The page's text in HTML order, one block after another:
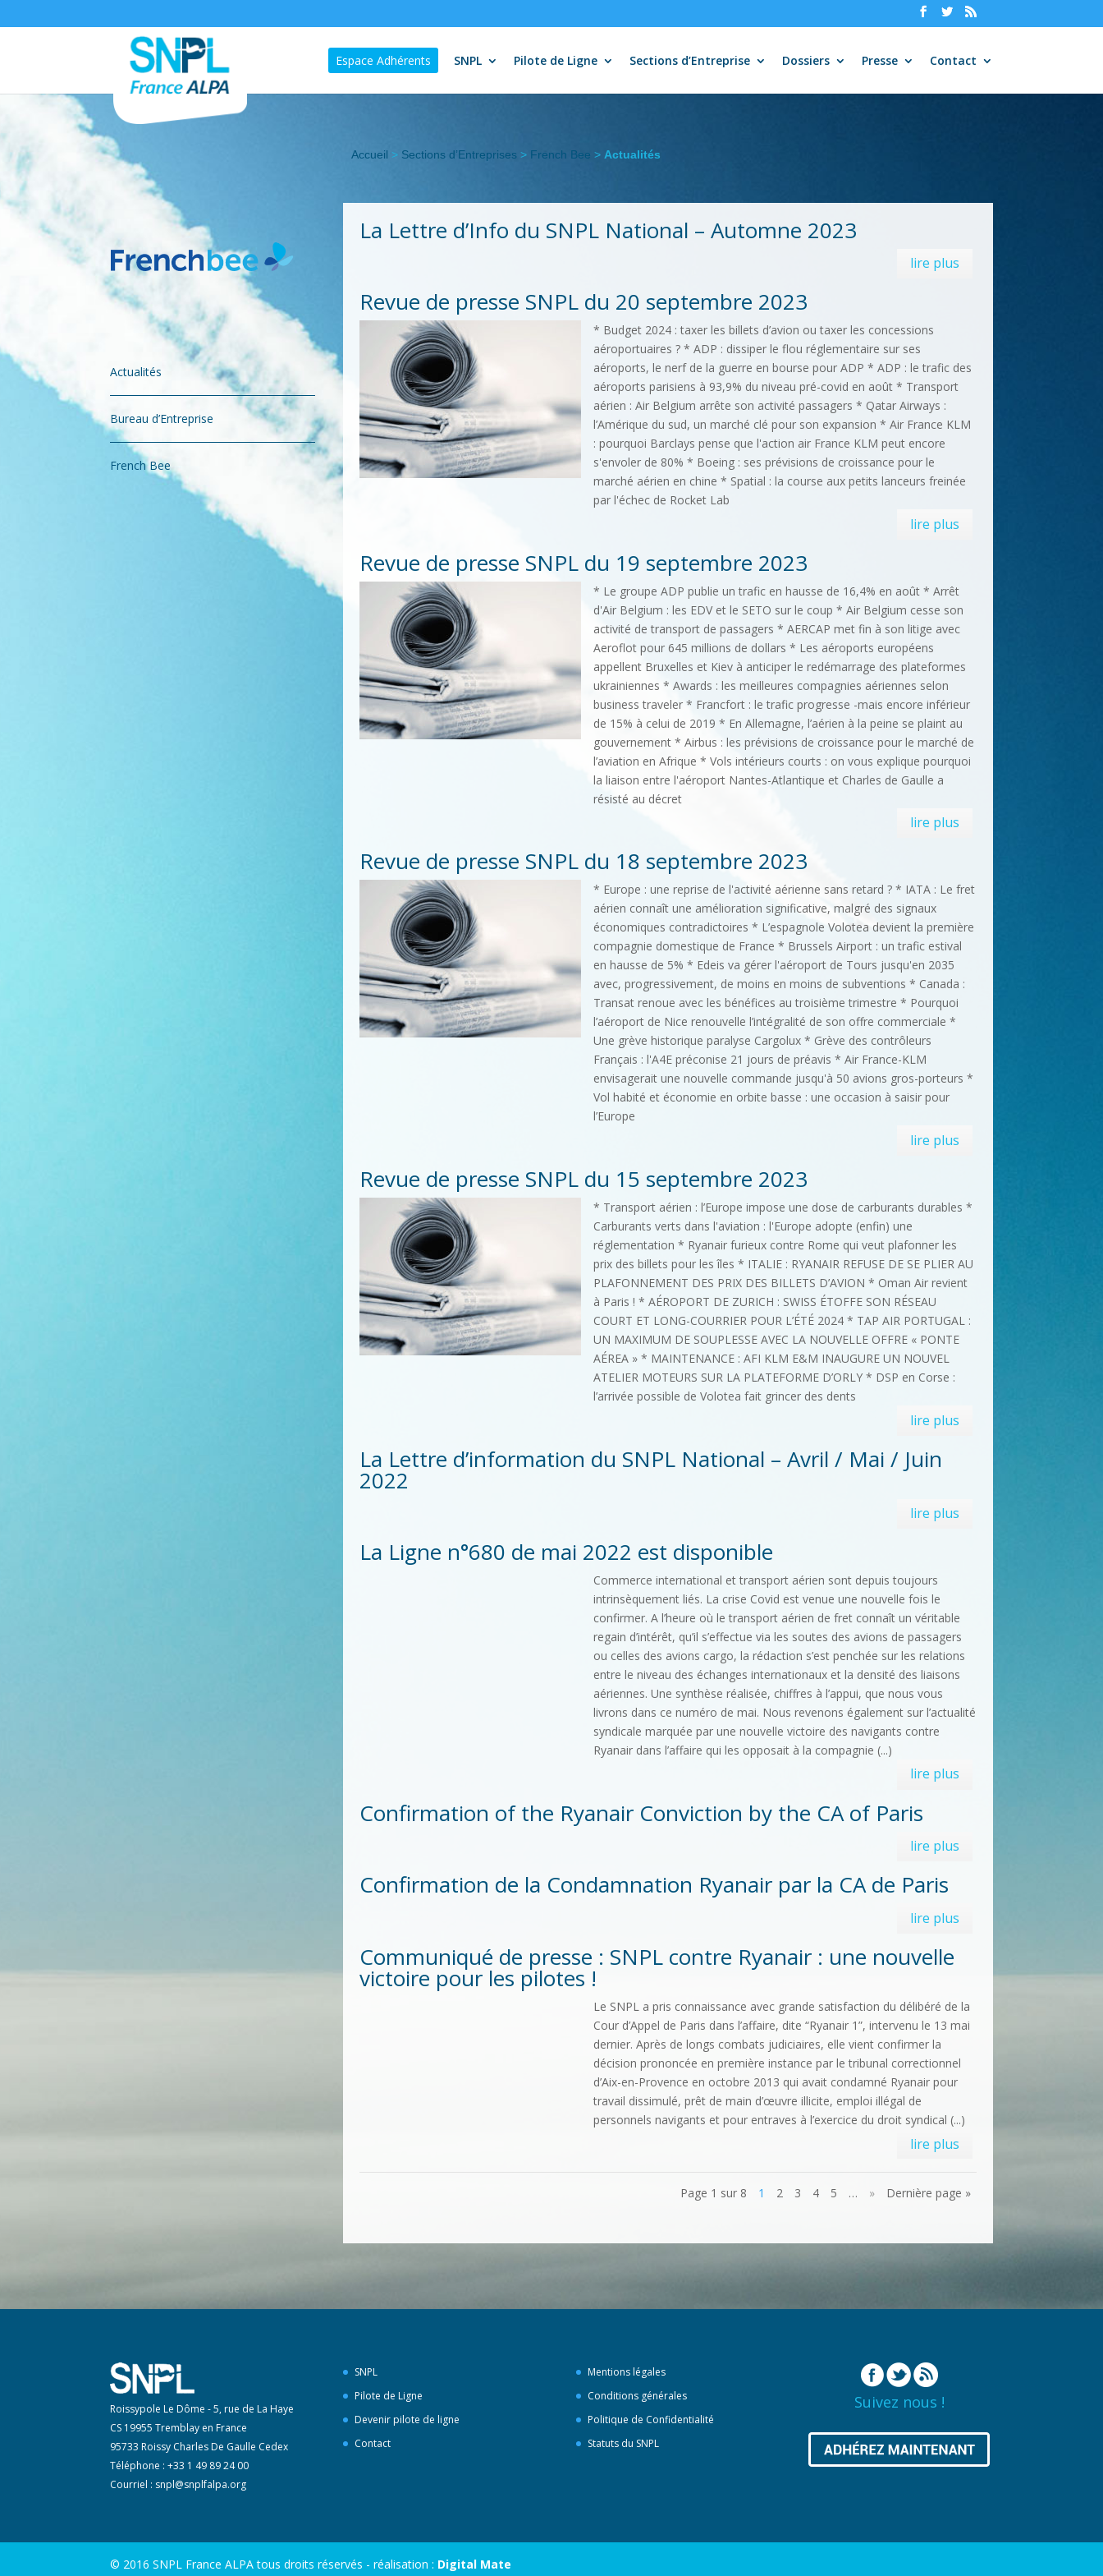
Espace Adhérents SNPL Pilote de Ligne Sections d’Entreprise Dossiers Presse Contact
Accueil > Sections d’Entreprises > French Bee > Actualités
Actualités
Bureau d’Entreprise
French Bee
La Lettre d’Info du SNPL National – Automne 2023
lire plus
Revue de presse SNPL du 20 septembre 2023
* Budget 2024 : taxer les billets d’avion ou taxer les concessions
aéroportuaires ? * ADP : dissiper le flou réglementaire sur ses
aéroports, le nerf de la guerre en bourse pour ADP * ADP : le trafic des
aéroports parisiens à 93,9% du niveau pré-covid en août * Transport
aérien : Air Belgium arrête son activité passagers * Qatar Airways :
l’Amérique du sud, un marché clé pour son expansion * Air France KLM
: pourquoi Barclays pense que l'action air France KLM peut encore
s'envoler de 80% * Boeing : ses prévisions de croissance pour le
marché aérien en chine * Spatial : la course aux petits lanceurs freinée
par l'échec de Rocket Lab
lire plus
Revue de presse SNPL du 19 septembre 2023
* Le groupe ADP publie un trafic en hausse de 16,4% en août * Arrêt
d'Air Belgium : les EDV et le SETO sur le coup * Air Belgium cesse son
activité de transport de passagers * AERCAP met fin à son litige avec
Aeroflot pour 645 millions de dollars * Les aéroports européens
appellent Bruxelles et Kiev à anticiper le redémarrage des plateformes
ukrainiennes * Awards : les meilleures compagnies aériennes selon
business traveler * Francfort : le trafic progresse -mais encore inférieur
de 15% à celui de 2019 * En Allemagne, l’aérien à la peine se plaint au
gouvernement * Airbus : les prévisions de croissance pour le marché de
l’aviation en Afrique * Vols intérieurs courts : on vous explique pourquoi
la liaison entre l'aéroport Nantes-Atlantique et Charles de Gaulle a
résisté au décret
lire plus
Revue de presse SNPL du 18 septembre 2023
* Europe : une reprise de l'activité aérienne sans retard ? * IATA : Le fret
aérien connaît une amélioration significative, malgré des signaux
économiques contradictoires * L’espagnole Volotea devient la première
compagnie domestique de France * Brussels Airport : un trafic estival
en hausse de 5% * Edeis va gérer l'aéroport de Tours jusqu'en 2035
avec, progressivement, de moins en moins de subventions * Canada :
Transat renoue avec les bénéfices au troisième trimestre * Pourquoi
l’aéroport de Nice renouvelle l’intégralité de son offre commerciale *
Une grève historique paralyse Cargolux * Grève des contrôleurs
Français : l'A4E préconise 21 jours de préavis * Air France-KLM
envisagerait une nouvelle commande jusqu'à 50 avions gros-porteurs *
Vol habité et économie en orbite basse : une occasion à saisir pour
l’Europe
lire plus
Revue de presse SNPL du 15 septembre 2023
* Transport aérien : l’Europe impose une dose de carburants durables *
Carburants verts dans l'aviation : l'Europe adopte (enfin) une
réglementation * Ryanair furieux contre Rome qui veut plafonner les
prix des billets pour les îles * ITALIE : RYANAIR REFUSE DE SE PLIER AU
PLAFONNEMENT DES PRIX DES BILLETS D’AVION * Oman Air revient
à Paris ! * AÉROPORT DE ZURICH : SWISS ÉTOFFE SON RÉSEAU
COURT ET LONG-COURRIER POUR L’ÉTÉ 2024 * TAP AIR PORTUGAL :
UN MAXIMUM DE SOUPLESSE AVEC LA NOUVELLE OFFRE « PONTE
AÉREA » * MAINTENANCE : AFI KLM E&M INAUGURE UN NOUVEL
ATELIER MOTEURS SUR LA PLATEFORME D’ORLY * DSP en Corse :
l’arrivée possible de Volotea fait grincer des dents
lire plus
La Lettre d’information du SNPL National – Avril / Mai / Juin
2022
lire plus
La Ligne n°680 de mai 2022 est disponible
Commerce international et transport aérien sont depuis toujours
intrinsèquement liés. La crise Covid est venue une nouvelle fois le
confirmer. A l’heure où le transport aérien de fret connaît un véritable
regain d’intérêt, qu’il s’effectue via les soutes des avions de passagers
ou celles des avions cargo, la rédaction s’est penchée sur les relations
entre le niveau des échanges internationaux et la densité des liaisons
aériennes. Une synthèse réalisée, chiffres à l’appui, que nous vous
livrons dans ce numéro de mai. Nous revenons également sur l’actualité
syndicale marquée par une nouvelle victoire des navigants contre
Ryanair dans l’affaire qui les opposait à la compagnie (...)
lire plus
Confirmation of the Ryanair Conviction by the CA of Paris
lire plus
Confirmation de la Condamnation Ryanair par la CA de Paris
lire plus
Communiqué de presse : SNPL contre Ryanair : une nouvelle
victoire pour les pilotes !
Le SNPL a pris connaissance avec grande satisfaction du délibéré de la
Cour d’Appel de Paris dans l’affaire, dite “Ryanair 1”, intervenu le 13 mai
dernier. Après de longs combats judiciaires, elle vient confirmer la
décision prononcée en première instance par le tribunal correctionnel
d’Aix-en-Provence en octobre 2013 qui avait condamné Ryanair pour
travail dissimulé, prêt de main d’œuvre illicite, emploi illégal de
personnels navigants et pour entraves à l’exercice du droit syndical (...)
lire plus
Page 1 sur 8 1 2 3 4 5 … » Dernière page »
Roissypole Le Dôme - 5, rue de La Haye
CS 19955 Tremblay en France
95733 Roissy Charles De Gaulle Cedex
Téléphone : +33 1 49 89 24 00
Courriel : snpl@snplfalpa.org
SNPL
Pilote de Ligne
Devenir pilote de ligne
Contact
Mentions légales
Conditions générales
Politique de Confidentialité
Statuts du SNPL
Suivez nous !
© 2016 SNPL France ALPA tous droits réservés - réalisation : Digital Mate